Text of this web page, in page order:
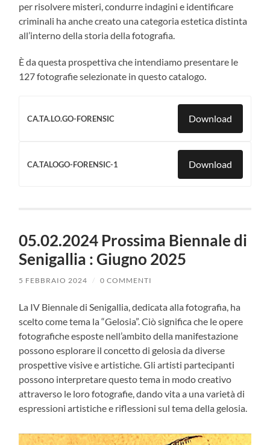
per risolvere misteri, condurre indagini e identificare
criminali ha anche creato una categoria estetica distinta
all’interno della storia della fotografia.
È da questa prospettiva che intendiamo presentare le
127 fotografie selezionate in questo catalogo.
CA.TA.LO.GO-FORENSIC Download
CA.TALOGO-FORENSIC-1 Download
05.02.2024 Prossima Biennale di
Senigallia : Giugno 2025
5 FEBBRAIO 2024 / 0 COMMENTI
La IV Biennale di Senigallia, dedicata alla fotografia, ha
scelto come tema la “Gelosia”. Ciò significa che le opere
fotografiche esposte nell’ambito della manifestazione
possono esplorare il concetto di gelosia da diverse
prospettive visive e artistiche. Gli artisti partecipanti
possono interpretare questo tema in modo creativo
attraverso le loro fotografie, dando vita a una varietà di
espressioni artistiche e riflessioni sul tema della gelosia.